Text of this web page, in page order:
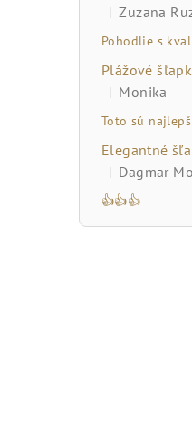
Hodnotenie
| Zuzana
Pohodlie s
Plážové
Hodnotenie
| Monika
Toto sú
Elegantné
Hodnotenie
| Dagmar
👍👍👍